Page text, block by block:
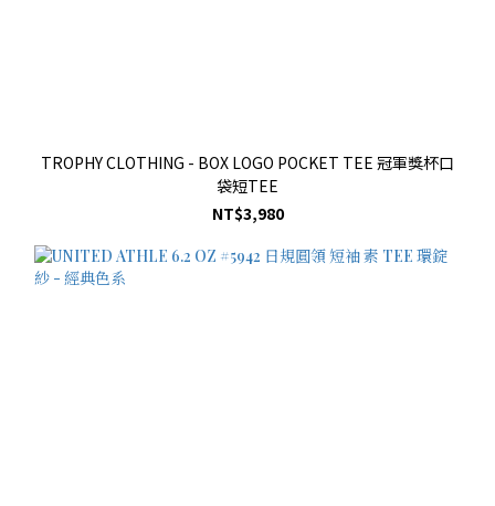
TROPHY CLOTHING - BOX LOGO POCKET TEE 冠軍獎杯口
袋短TEE
NT$3,980